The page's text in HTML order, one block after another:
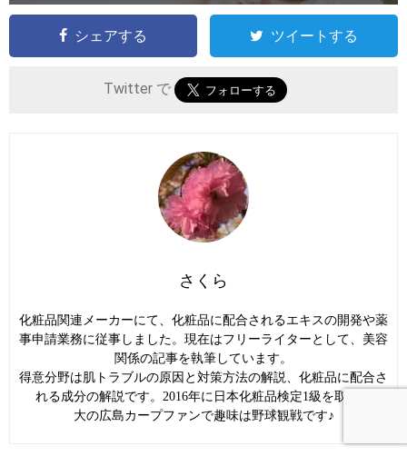
シェアする ツイートする
Twitter で
さくら
化粧品関連メーカーにて、化粧品に配合されるエキスの開発や薬
事申請業務に従事しました。現在はフリーライターとして、美容
関係の記事を執筆しています。
得意分野は肌トラブルの原因と対策方法の解説、化粧品に配合さ
れる成分の解説です。2016年に日本化粧品検定1級を取得。
大の広島カープファンで趣味は野球観戦です♪